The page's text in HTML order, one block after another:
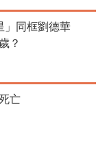
」同框劉德華
？
亡